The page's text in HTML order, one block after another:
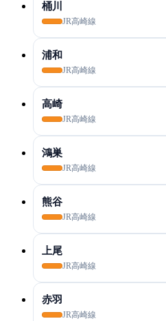
桶川
JR高崎線
浦和
JR高崎線
高崎
JR高崎線
鴻巣
JR高崎線
熊谷
JR高崎線
上尾
JR高崎線
赤羽
JR高崎線